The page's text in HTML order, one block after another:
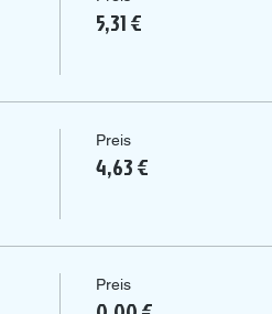
5,31 €
Preis
4,63 €
Preis